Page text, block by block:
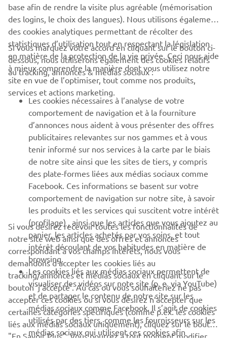
CORPORATE
BUSINESS
PLUS YAMAHA
SUPPORT
NEWSLETTER
Découvrez en exclusivité les dernières offres, les événements
spéciaux, les nouveautés et bien plus encore
S'ABONNER
Lisez notre politique de confidentialité pour savoir comment
nous traitons vos données personnelles :Politique de
Confidentialité
Belgium (French)
base afin de rendre la visite plus agréable (mémorisation
des logins, le choix des langues). Nous utilisons également
des cookies analytiques permettant de récolter des
statistiques d’utilisation tout en respectant la législation
en matière de la protection de la vie privée. Ceci nous aide
à mieux comprendre la manière dont vous utilisez notre
site en vue de l’optimiser, tout comme nos produits,
services et actions marketing.
Si vous marquez votre accord en cliquant sur le bouton ci-
dessous, nous utiliserons également des cookies relatifs
au tracking, annonces & médias sociaux :
Les cookies nécessaires à l’analyse de votre
comportement de navigation et à la fourniture
d’annonces nous aident à vous présenter des offres
publicitaires relevantes sur nos gammes et à vous
tenir informé sur nos services à la carte par le biais
de notre site ainsi que les sites de tiers, y compris
des plate-formes liées aux médias sociaux comme
Facebook. Ces informations se basent sur votre
comportement de navigation sur notre site, à savoir
les produits et les services qui suscitent votre intérêt
(profilage) , ainsi que les articles que vous ajoutez au
panier, les articles achetés par vos soins, et tout
intérêt découlant de vos habitudes en matière de
browsing.
Les cookies liés aux médias sociaux permettent de
visualiser des vidéos sur note site (p. e. via YouTube)
et de partager le contenu de notre site sur les
médias sociaux comme Facebook. Il s’agit de cookies
utilisés par des tiers, comme les fournisseurs sur les
médias sociaux qui utilisent ces cookies afin
Si vous désirez recevoir toutes les fonctionnalités de
notre site web ainsi que des offres et annonces
correspondant à vos champs intérêts, nous vous
demandons d’accepter les cookies liés au
tracking/annonces et médias sociaux en cliquant sur le
bouton ‘j’accepte’. Au cas où vous souhaiteriez ne pas
accepter ces cookies ou si vous désirez n’accepter que
certaines catégories spécifiques (comme p.ex. les cookies
liés aux médias sociaux uniquement), cliquez sur le bouton
"En Savoir Plus". Vous pourrez à tout moment modifier